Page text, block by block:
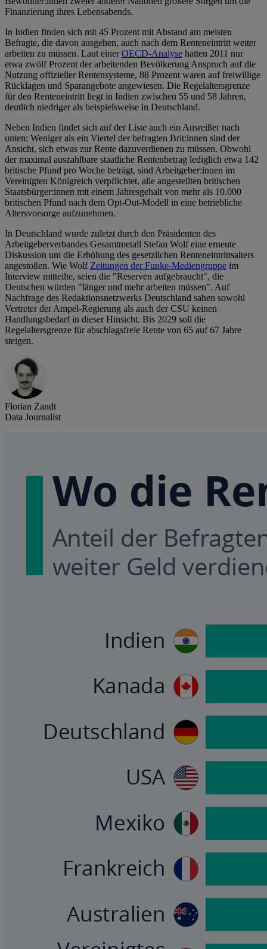
Finanzierung ihres Lebensabends.
In Indien finden sich mit 45 Prozent mit Abstand am meisten
Befragte, die davon ausgehen, auch nach dem Renteneintritt weiter
arbeiten zu müssen. Laut einerOECD-Analyse hatten 2011 nur
etwa zwölf Prozent der arbeitenden Bevölkerung Anspruch auf die
Nutzung offizieller Rentensysteme, 88 Prozent waren auf freiwillige
Rücklagen und Sparangebote angewiesen. Die Regelaltersgrenze
für den Renteneintritt liegt in Indien zwischen 55 und 58 Jahren,
deutlich niedriger als beispielsweise in Deutschland.
Neben Indien findet sich auf der Liste auch ein Ausreißer nach
unten: Weniger als ein Viertel der befragten Brit:innen sind der
Ansicht, sich etwas zur Rente dazuverdienen zu müssen. Obwohl
der maximal auszahlbare staatliche Rentenbetrag lediglich etwa 142
britische Pfund pro Woche beträgt, sind Arbeitgeber:innen im
Vereinigten Königreich verpflichtet, alle angestellten britischen
Staatsbürger:innen mit einem Jahresgehalt von mehr als 10.000
britischen Pfund nach dem Opt-Out-Modell in eine betriebliche
Altersvorsorge aufzunehmen.
In Deutschland wurde zuletzt durch den Präsidenten des
Arbeitgeberverbandes Gesamtmetall Stefan Wolf eine erneute
Diskussion um die Erhöhung des gesetzlichen Renteneintrittsalters
angestoßen. Wie WolfZeitungen der Funke-Mediengruppe im
Interview mitteilte, seien die "Reserven aufgebraucht", die
Deutschen würden "länger und mehr arbeiten müssen". Auf
Nachfrage des Redaktionsnetzwerks Deutschland sahen sowohl
Vertreter der Ampel-Regierung als auch der CSU keinen
Handlungsbedarf in dieser Hinsicht. Bis 2029 soll die
Regelaltersgrenze für abschlagsfreie Rente von 65 auf 67 Jahre
steigen.
Florian Zandt
Data Journalist